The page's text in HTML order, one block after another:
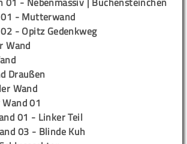
01 - Mutterwand
- Opitz Gedenkweg
Wand
Draußen
Wand
01
01 - Linker Teil
03 - Blinde Kuh